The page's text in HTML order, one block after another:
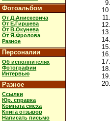
Фотоальбом
От Д.Анискевича
От Е.Гиршева
От В.Окунева
От Я.Фролова
Разное
Персоналии
Об исполнителях
Фотографии
Интервью
Разное
Ссылки
Юр. справка
Комната смеха
Книга отзывов
Написать письмо